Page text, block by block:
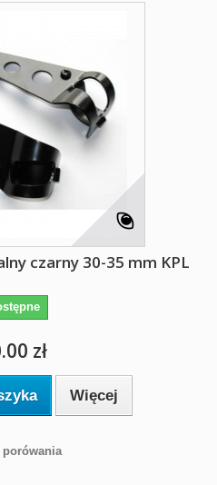
czarny 30-35 mm KPL
zł
Więcej
porówania